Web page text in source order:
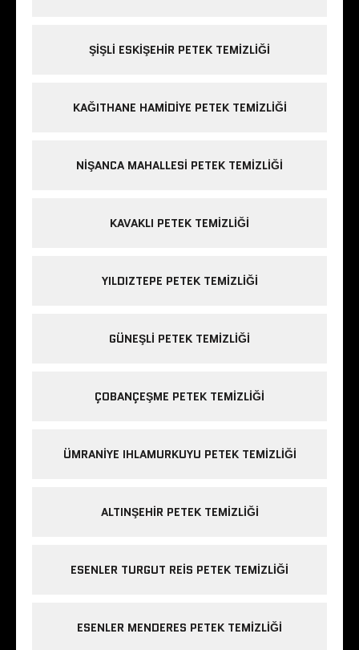
ŞIŞLI ESKIŞEHIR PETEK TEMIZLIĞI
KAĞITHANE HAMIDIYE PETEK TEMIZLIĞI
NIŞANCA MAHALLESI PETEK TEMIZLIĞI
KAVAKLI PETEK TEMIZLIĞI
YILDIZTEPE PETEK TEMIZLIĞI
GÜNEŞLI PETEK TEMIZLIĞI
ÇOBANÇEŞME PETEK TEMIZLIĞI
ÜMRANIYE IHLAMURKUYU PETEK TEMIZLIĞI
ALTINŞEHIR PETEK TEMIZLIĞI
ESENLER TURGUT REIS PETEK TEMIZLIĞI
ESENLER MENDERES PETEK TEMIZLIĞI